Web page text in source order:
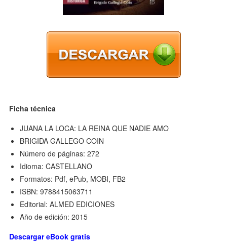
Ficha técnica
JUANA LA LOCA: LA REINA QUE NADIE AMO
BRIGIDA GALLEGO COIN
Número de páginas: 272
Idioma: CASTELLANO
Formatos: Pdf, ePub, MOBI, FB2
ISBN: 9788415063711
Editorial: ALMED EDICIONES
Año de edición: 2015
Descargar eBook gratis